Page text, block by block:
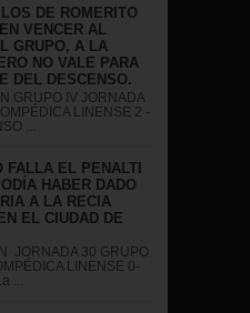
DE ROMERITO
VENCER AL
GRUPO, A LA
NO VALE PARA
DEL DESCENSO.
GRUPO IV JORNADA
LINENSE 2 -
...
FALLA EL PENALTI
HABER DADO
A LA RECIA
EL CIUDAD DE
JORNADA 30 GRUPO
LINENSE 0-
...